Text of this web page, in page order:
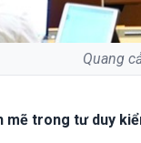
Quang
mẽ trong tư duy